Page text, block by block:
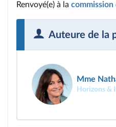
Renvoyé(e) à la commission
Auteure de la
Mme
Horizons &